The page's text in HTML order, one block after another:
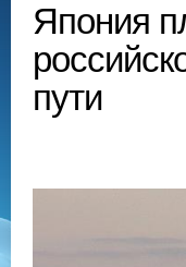
Япония
пути